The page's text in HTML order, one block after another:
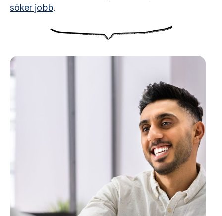
söker jobb.